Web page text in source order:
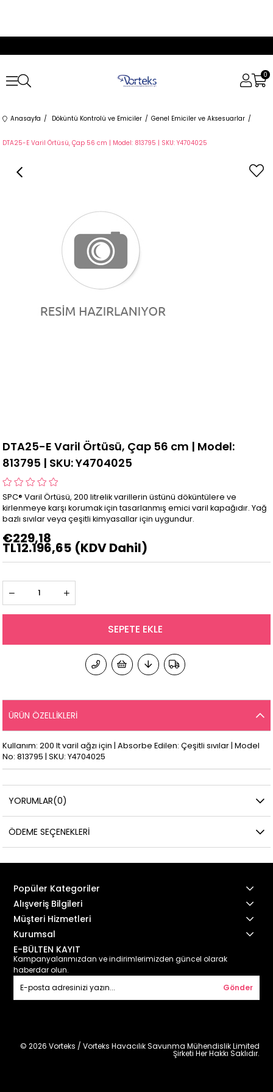
0
Anasayfa Döküntü Kontrolü ve Emiciler Genel Emiciler ve Aksesuarlar
DTA25-E Varil Örtüsü, Çap 56 cm | Model: 813795 | SKU: Y4704025
DTA25-E Varil Örtüsü, Çap 56 cm | Model:
813795 | SKU: Y4704025
SPC® Varil Örtüsü, 200 litrelik varillerin üstünü döküntülere ve
kirlenmeye karşı korumak için tasarlanmış emici varil kapağıdır. Yağ
bazlı sıvılar veya çeşitli kimyasallar için uygundur.
€229,18
TL12.196,65 (KDV Dahil)
ÜRÜN ÖZELLIKLERI
Kullanım: 200 lt varil ağzı için | Absorbe Edilen: Çeşitli sıvılar | Model
No: 813795 | SKU: Y4704025
YORUMLAR(0)
ÖDEME SEÇENEKLERI
Popüler Kategoriler
Alışveriş Bilgileri
Müşteri Hizmetleri
Kurumsal
E-BÜLTEN KAYIT
Kampanyalarımızdan ve indirimlerimizden güncel olarak
haberdar olun.
Gönder
© 2026 Vorteks / Vorteks Havacılık Savunma Mühendislik Limited
Şirketi Her Hakkı Saklıdır.